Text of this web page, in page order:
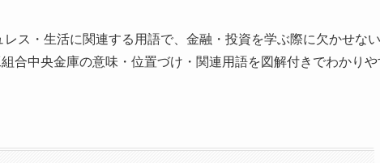
ス・生活に関連する用語で、金融・投資を学ぶ際に欠かせな
合中央金庫の意味・位置づけ・関連用語を図解付きでわかりや